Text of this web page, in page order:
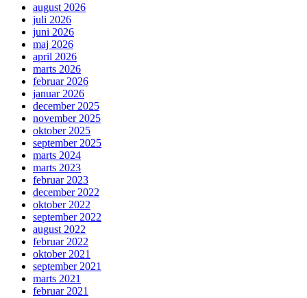
august 2026
juli 2026
juni 2026
maj 2026
april 2026
marts 2026
februar 2026
januar 2026
december 2025
november 2025
oktober 2025
september 2025
marts 2024
marts 2023
februar 2023
december 2022
oktober 2022
september 2022
august 2022
februar 2022
oktober 2021
september 2021
marts 2021
februar 2021